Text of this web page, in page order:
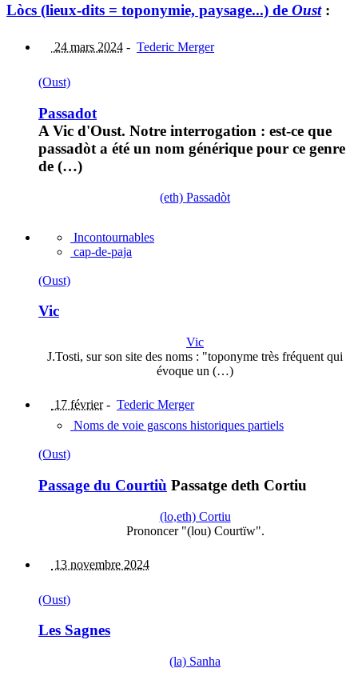
Lòcs (lieux-dits = toponymie, paysage...) de Oust:
24 mars 2024 - Tederic Merger
(Oust)
Passadot
A Vic d'Oust. Notre interrogation : est-ce que
passadòt a été un nom générique pour ce genre
de (…)
(eth) Passadòt
Incontournables
cap-de-paja
(Oust)
Vic
Vic
J.Tosti, sur son site des noms : "toponyme très fréquent qui
évoque un (…)
17 février- Tederic Merger
Noms de voie gascons historiques partiels
(Oust)
Passage du Courtiù Passatge deth Cortiu
(lo,eth) Cortiu
Prononcer "(lou) Courtïw".
13 novembre 2024
(Oust)
Les Sagnes
(la) Sanha